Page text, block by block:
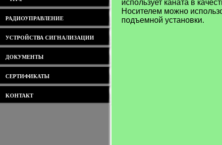
РАДИОУПРАВЛЕНИЕ
УСТРОЙСТВА СИГНАЛИЗАЦИИ
ДОКУМЕНТЫ
СЕРТИФИКАТЫ
KОНТАКТ
использует каната в
Носителем можно
подъемной установки.